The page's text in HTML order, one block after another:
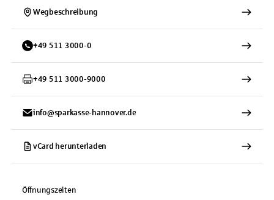
Wegbeschreibung
+49 511 3000-0
+49 511 3000-9000
info@sparkasse-hannover.de
vCard herunterladen
Öffnungszeiten